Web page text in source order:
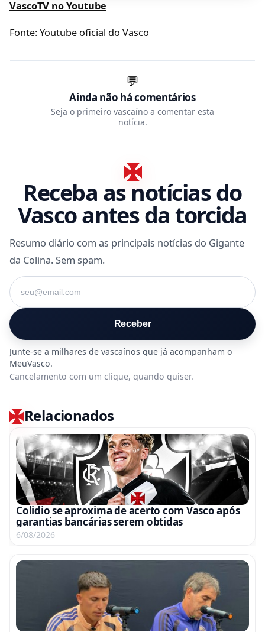
VascoTV no Youtube
Fonte: Youtube oficial do Vasco
💬
Ainda não há comentários
Seja o primeiro vascaíno a comentar esta
notícia.
Receba as notícias do
Vasco antes da torcida
Resumo diário com as principais notícias do Gigante
da Colina. Sem spam.
Seu e-mail
Receber
Cancelamento com um clique, quando quiser.
Relacionados
Colidio se aproxima de acerto com Vasco após
garantias bancárias serem obtidas
6/08/2026